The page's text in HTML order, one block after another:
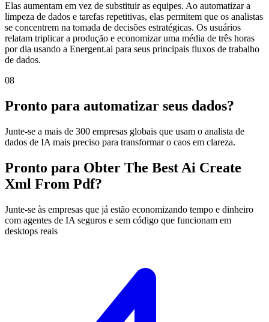
Elas aumentam em vez de substituir as equipes. Ao automatizar a
limpeza de dados e tarefas repetitivas, elas permitem que os analistas
se concentrem na tomada de decisões estratégicas. Os usuários
relatam triplicar a produção e economizar uma média de três horas
por dia usando a Energent.ai para seus principais fluxos de trabalho
de dados.
08
Pronto para automatizar seus dados?
Junte-se a mais de 300 empresas globais que usam o analista de
dados de IA mais preciso para transformar o caos em clareza.
Pronto para Obter The Best Ai Create
Xml From Pdf?
Junte-se às empresas que já estão economizando tempo e dinheiro
com agentes de IA seguros e sem código que funcionam em
desktops reais